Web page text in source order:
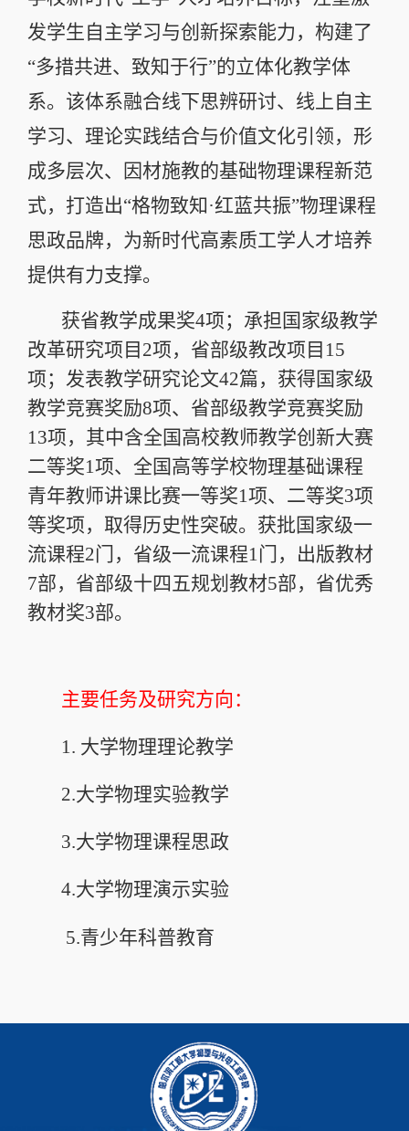
发学生自主学习与创新探索能力，构建了
“多措共进、致知于行”的立体化教学体
系。该体系融合线下思辨研讨、线上自主
学习、理论实践结合与价值文化引领，形
成多层次、因材施教的基础物理课程新范
式，打造出“格物致知·红蓝共振”物理课程
思政品牌，为新时代高素质工学人才培养
提供有力支撑。
获省教学成果奖4项；承担国家级教学
改革研究项目2项，省部级教改项目15
项；发表教学研究论文42篇，获得国家级
教学竞赛奖励8项、省部级教学竞赛奖励
13项，其中含全国高校教师教学创新大赛
二等奖1项、全国高等学校物理基础课程
青年教师讲课比赛一等奖1项、二等奖3项
等奖项，取得历史性突破。获批国家级一
流课程2门，省级一流课程1门，出版教材
7部，省部级十四五规划教材5部，省优秀
教材奖3部。
主要任务及研究方向：
1. 大学物理理论教学
2.大学物理实验教学
3.大学物理课程思政
4.大学物理演示实验
5.青少年科普教育